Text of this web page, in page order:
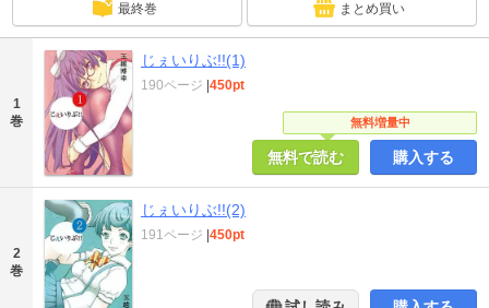
最終巻 まとめ買い
1
巻
じぇいりぶ!!(1)
無料増量中
190ページ 450pt
無料で読む 購入する
2
巻
じぇいりぶ!!(2)
191ページ 450pt